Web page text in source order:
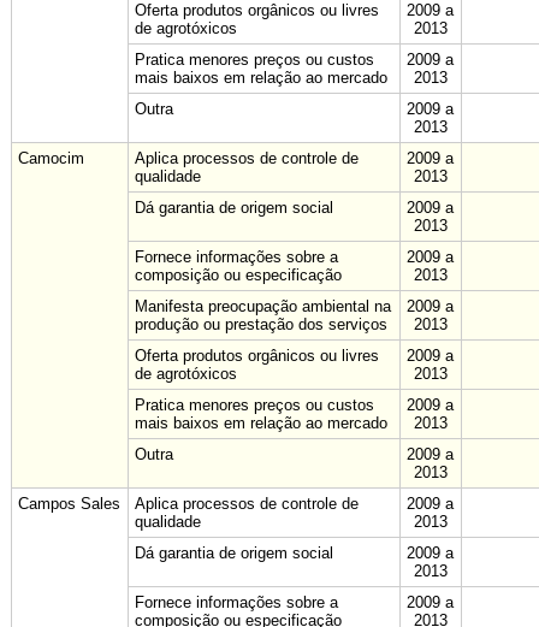
Oferta produtos orgânicos ou livres
de agrotóxicos
2009 a
2013
Pratica menores preços ou custos
mais baixos em relação ao mercado
2009 a
2013
Outra
2009 a
2013
Camocim
Aplica processos de controle de
qualidade
2009 a
2013
Dá garantia de origem social
2009 a
2013
Fornece informações sobre a
composição ou especificação
2009 a
2013
Manifesta preocupação ambiental na
produção ou prestação dos serviços
2009 a
2013
Oferta produtos orgânicos ou livres
de agrotóxicos
2009 a
2013
Pratica menores preços ou custos
mais baixos em relação ao mercado
2009 a
2013
Outra
2009 a
2013
Campos Sales
Aplica processos de controle de
qualidade
2009 a
2013
Dá garantia de origem social
2009 a
2013
Fornece informações sobre a
composição ou especificação
2009 a
2013